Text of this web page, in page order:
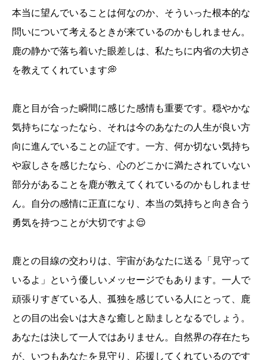
本当に望んでいることは何なのか、そういった根本的な
問いについて考えるときが来ているのかもしれません。
鹿の静かで落ち着いた眼差しは、私たちに内省の大切さ
を教えてくれています💭
鹿と目が合った瞬間に感じた感情も重要です。穏やかな
気持ちになったなら、それは今のあなたの人生が良い方
向に進んでいることの証です。一方、何か切ない気持ち
や寂しさを感じたなら、心のどこかに満たされていない
部分があることを鹿が教えてくれているのかもしれませ
ん。自分の感情に正直になり、本当の気持ちと向き合う
勇気を持つことが大切ですよ😌
鹿との目線の交わりは、宇宙があなたに送る「見守って
いるよ」という優しいメッセージでもあります。一人で
頑張りすぎている人、孤独を感じている人にとって、鹿
との目の出会いは大きな癒しと励ましとなるでしょう。
あなたは決して一人ではありません。自然界の存在たち
が、いつもあなたを見守り、応援してくれているのです